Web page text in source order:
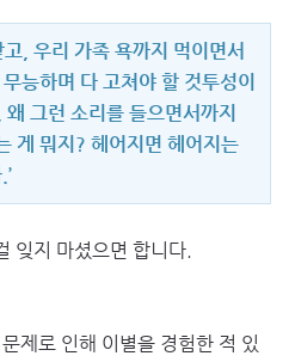
, 우리 가족 욕까지 먹이면서
능하며 다 고쳐야 할 것투성이
그런 소리를 들으면서까지
게 뭐지? 헤어지면 헤어지는
잊지 마셨으면 합니다.
문제로 인해 이별을 경험한 적 있